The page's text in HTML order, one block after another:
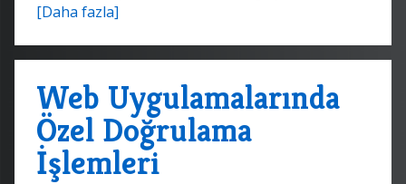
[Daha fazla]
Web Uygulamalarında
Özel Doğrulama
İşlemleri